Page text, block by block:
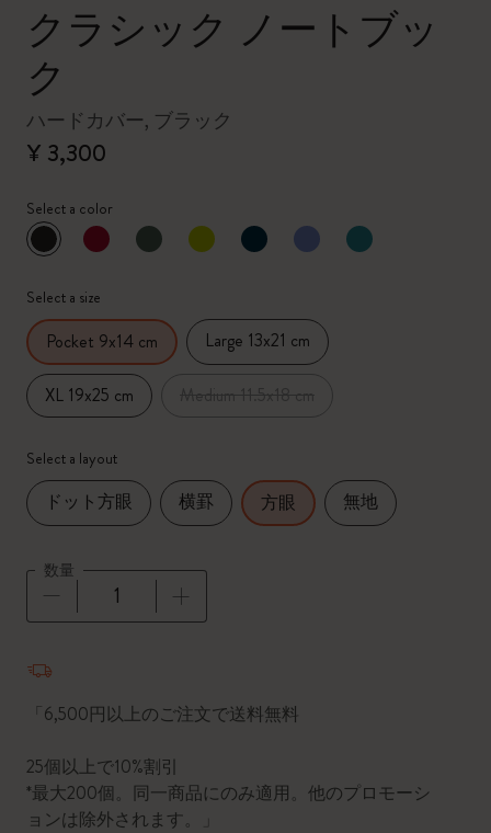
クラシック ノートブッ
ク
ハードカバー, ブラック
¥ 3,300
Select a color
選択済
*選択したカラー
Select a size
Pocket 9x14 cm Large 13x21 cm
XL 19x25 cm
Select a layout
ドット方眼 横罫 方眼 無地
数量
「6,500円以上のご注文で送料無料
25個以上で10%割引
*最大200個。同一商品にのみ適用。他のプロモーシ
ョンは除外されます。」